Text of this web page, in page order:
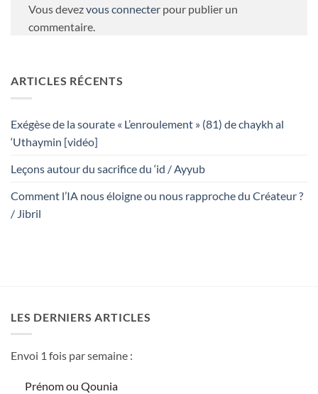
Vous devezvous connecter pour publier un
commentaire.
ARTICLES RÉCENTS
Exégèse de la sourate « L’enroulement » (81) de chaykh al
‘Uthaymin [vidéo]
Leçons autour du sacrifice du ‘id / Ayyub
Comment l’IA nous éloigne ou nous rapproche du Créateur ?
/ Jibril
LES DERNIERS ARTICLES
Envoi 1 fois par semaine :
Prénom ou Qounia